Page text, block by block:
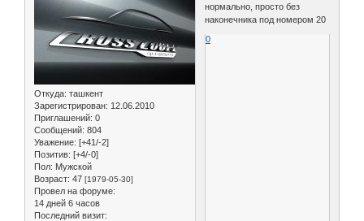
Откуда: ташкент
Зарегистрирован: 12.06.2010
Приглашений: 0
Сообщений: 804
Уважение: [+41/-2]
Позитив: [+4/-0]
Пол: Мужской
Возраст: 47 [1979-05-30]
Провел на форуме:
14 дней 6 часов
Последний визит:
нормально, просто без
наконечника под номером 20
0